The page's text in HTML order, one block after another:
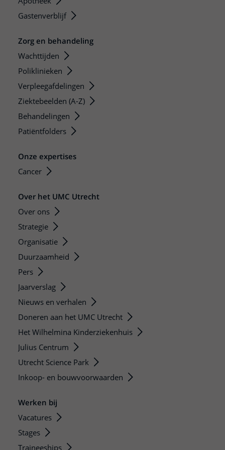
Gastenverblijf
Zorg en behandeling
Wachttijden
Poliklinieken
Verpleegafdelingen
Ziektebeelden (A-Z)
Behandelingen
Patiëntfolders
Onze expertises
Cancer
Over het UMC Utrecht
Over ons
Strategie
Organisatie
Duurzaamheid
Pers
Jaarverslag
Nieuws en verhalen
Doneren aan het UMC Utrecht
Het Wilhelmina Kinderziekenhuis
Julius Centrum
Utrecht Science Park
Inkoop- en bouwvoorwaarden
Werken bij
Vacatures
Stages
Traineeships